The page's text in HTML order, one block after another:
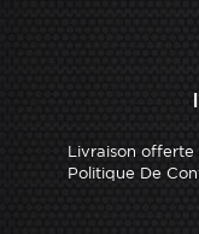
Livraison
Politique De